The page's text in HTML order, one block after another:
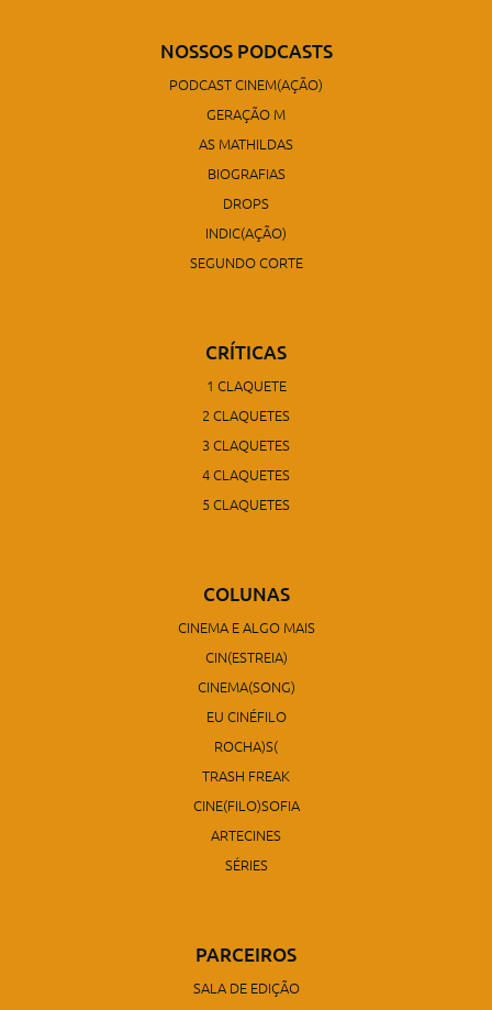
NOSSOS PODCASTS
PODCAST CINEM(AÇÃO)
GERAÇÃO M
AS MATHILDAS
BIOGRAFIAS
DROPS
INDIC(AÇÃO)
SEGUNDO CORTE
CRÍTICAS
1 CLAQUETE
2 CLAQUETES
3 CLAQUETES
4 CLAQUETES
5 CLAQUETES
COLUNAS
CINEMA E ALGO MAIS
CIN(ESTREIA)
CINEMA(SONG)
EU CINÉFILO
ROCHA)S(
TRASH FREAK
CINE(FILO)SOFIA
ARTECINES
SÉRIES
PARCEIROS
SALA DE EDIÇÃO